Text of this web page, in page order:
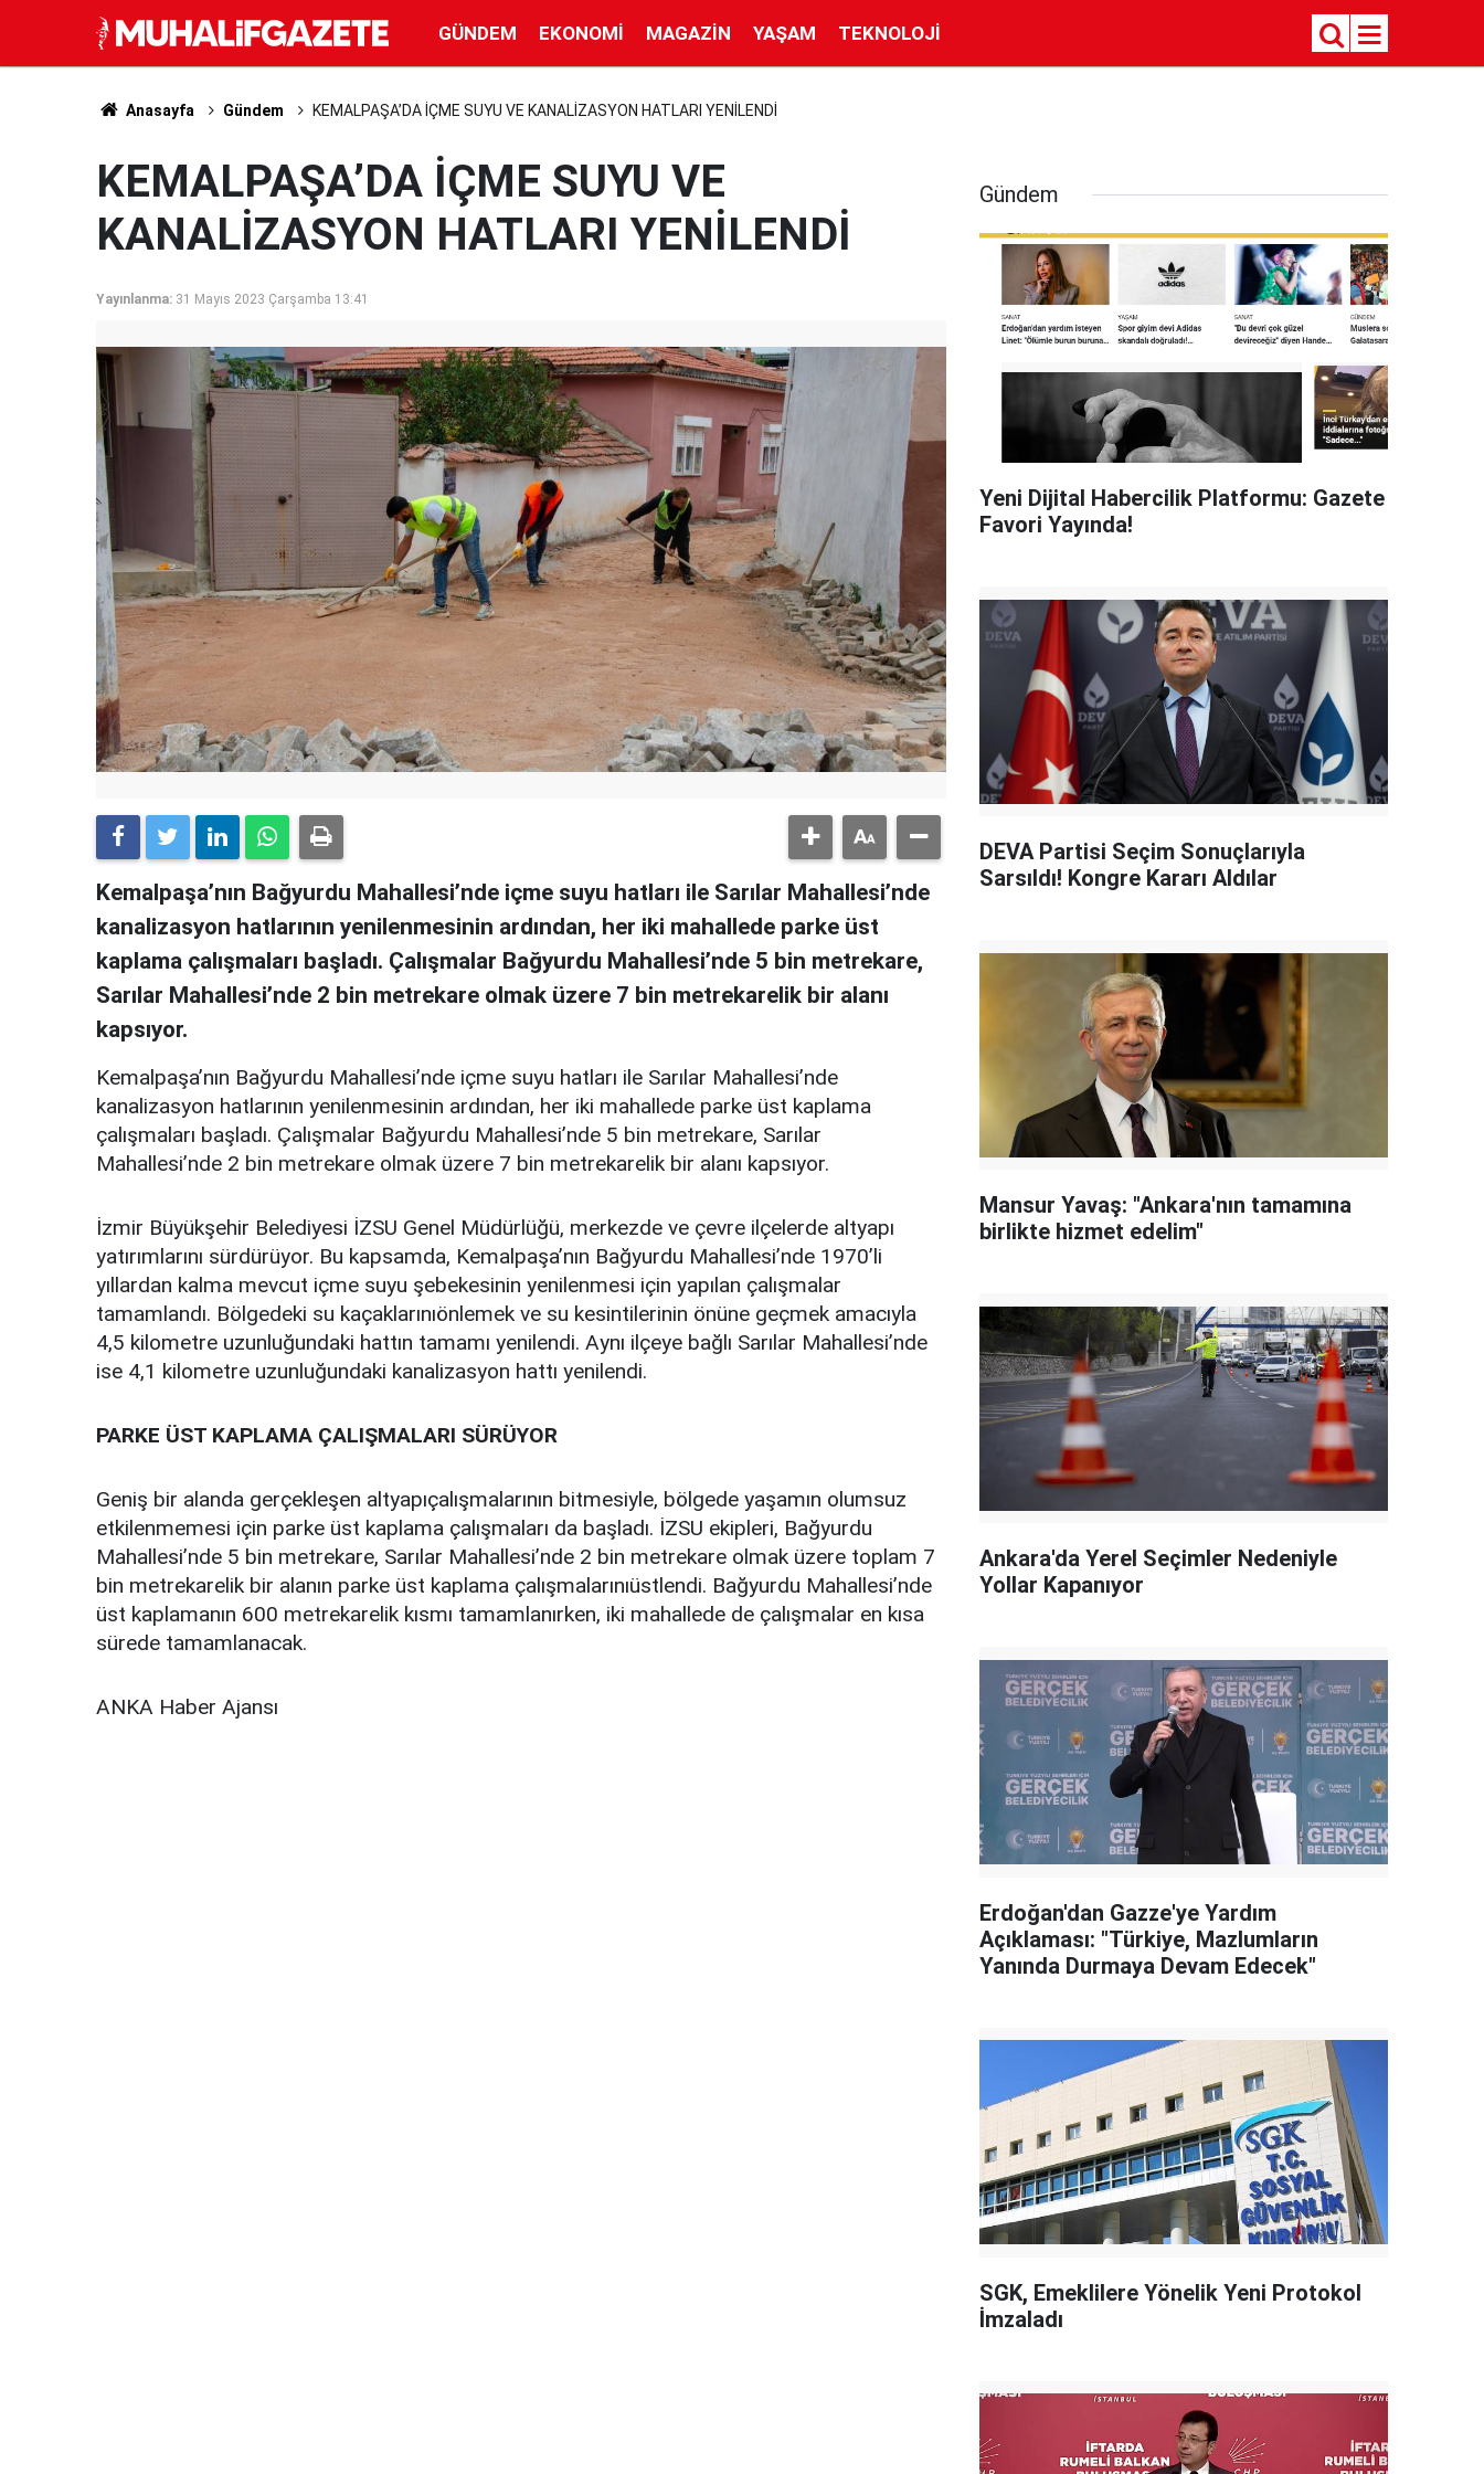
GÜNDEM EKONOMI MAGAZIN YAŞAM TEKNOLOJI
Anasayfa Gündem KEMALPAŞA’DA İÇME SUYU VE KANALİZASYON HATLARI YENİLENDİ
KEMALPAŞA’DA İÇME SUYU VE
KANALİZASYON HATLARI YENİLENDİ
Yayınlanma: 31 Mayıs 2023 Çarşamba 13:41
Kemalpaşa’nın Bağyurdu Mahallesi’nde içme suyu hatları ile Sarılar Mahallesi’nde
kanalizasyon hatlarının yenilenmesinin ardından, her iki mahallede parke üst
kaplama çalışmaları başladı. Çalışmalar Bağyurdu Mahallesi’nde 5 bin metrekare,
Sarılar Mahallesi’nde 2 bin metrekare olmak üzere 7 bin metrekarelik bir alanı
kapsıyor.
Kemalpaşa’nın Bağyurdu Mahallesi’nde içme suyu hatları ile Sarılar Mahallesi’nde
kanalizasyon hatlarının yenilenmesinin ardından, her iki mahallede parke üst kaplama
çalışmaları başladı. Çalışmalar Bağyurdu Mahallesi’nde 5 bin metrekare, Sarılar
Mahallesi’nde 2 bin metrekare olmak üzere 7 bin metrekarelik bir alanı kapsıyor.
İzmir Büyükşehir Belediyesi İZSU Genel Müdürlüğü, merkezde ve çevre ilçelerde altyapı
yatırımlarını sürdürüyor. Bu kapsamda, Kemalpaşa’nın Bağyurdu Mahallesi’nde 1970’li
yıllardan kalma mevcut içme suyu şebekesinin yenilenmesi için yapılan çalışmalar
tamamlandı. Bölgedeki su kaçaklarınıönlemek ve su kesintilerinin önüne geçmek amacıyla
4,5 kilometre uzunluğundaki hattın tamamı yenilendi. Aynı ilçeye bağlı Sarılar Mahallesi’nde
ise 4,1 kilometre uzunluğundaki kanalizasyon hattı yenilendi.
PARKE ÜST KAPLAMA ÇALIŞMALARI SÜRÜYOR
Geniş bir alanda gerçekleşen altyapıçalışmalarının bitmesiyle, bölgede yaşamın olumsuz
etkilenmemesi için parke üst kaplama çalışmaları da başladı. İZSU ekipleri, Bağyurdu
Mahallesi’nde 5 bin metrekare, Sarılar Mahallesi’nde 2 bin metrekare olmak üzere toplam 7
bin metrekarelik bir alanın parke üst kaplama çalışmalarınıüstlendi. Bağyurdu Mahallesi’nde
üst kaplamanın 600 metrekarelik kısmı tamamlanırken, iki mahallede de çalışmalar en kısa
sürede tamamlanacak.
ANKA Haber Ajansı
Gündem
Yeni Dijital Habercilik Platformu: Gazete
Favori Yayında!
DEVA Partisi Seçim Sonuçlarıyla
Sarsıldı! Kongre Kararı Aldılar
Mansur Yavaş: "Ankara'nın tamamına
birlikte hizmet edelim"
Ankara'da Yerel Seçimler Nedeniyle
Yollar Kapanıyor
Erdoğan'dan Gazze'ye Yardım
Açıklaması: "Türkiye, Mazlumların
Yanında Durmaya Devam Edecek"
SGK, Emeklilere Yönelik Yeni Protokol
İmzaladı